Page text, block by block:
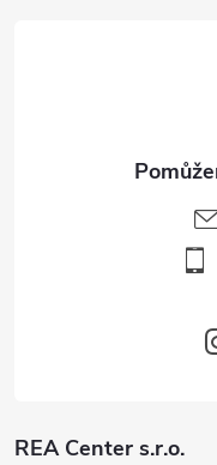
REA Center s.r.o.